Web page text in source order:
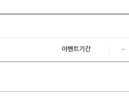
이벤트기간 ~